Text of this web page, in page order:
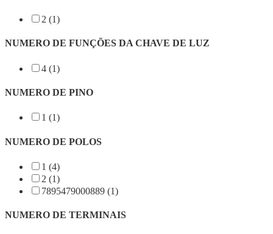
2 (1)
NUMERO DE FUNÇÕES DA CHAVE DE LUZ
4 (1)
NUMERO DE PINO
1 (1)
NUMERO DE POLOS
1 (4)
2 (1)
7895479000889 (1)
NUMERO DE TERMINAIS